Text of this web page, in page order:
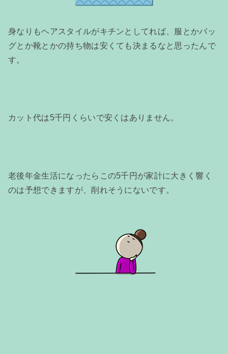
身なりもヘアスタイルがキチンとしてれば、服とかバッ
グとか靴とかの持ち物は安くても決まるなと思ったんで
す。
カット代は5千円くらいで安くはありません。
老後年金生活になったらこの5千円が家計に大きく響く
のは予想できますが、削れそうにないです。